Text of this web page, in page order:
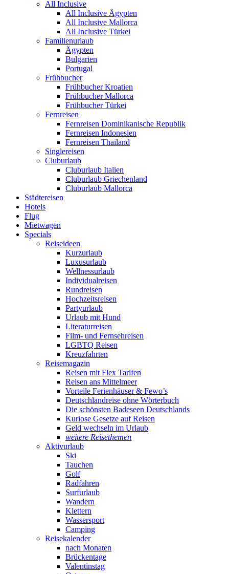
All Inclusive
All Inclusive Ägypten
All Inclusive Mallorca
All Inclusive Türkei
Familienurlaub
Ägypten
Bulgarien
Portugal
Frühbucher
Frühbucher Kroatien
Frühbucher Mallorca
Frühbucher Türkei
Fernreisen
Fernreisen Dominikanische Republik
Fernreisen Indonesien
Fernreisen Thailand
Singlereisen
Cluburlaub
Cluburlaub Italien
Cluburlaub Griechenland
Cluburlaub Mallorca
Städtereisen
Hotels
Flug
Mietwagen
Specials
Reiseideen
Kurzurlaub
Luxusurlaub
Wellnessurlaub
Individualreisen
Rundreisen
Hochzeitsreisen
Partyurlaub
Urlaub mit Hund
Literaturreisen
Film- und Fernsehreisen
LGBTQ Reisen
Kreuzfahrten
Reisemagazin
Reisen mit Flex Tarifen
Reisen ans Mittelmeer
Vorteile Ferienhäuser & Fewo’s
Deutschlandreise ohne Wörterbuch
Die schönsten Badeseen Deutschlands
Kuriose Gesetze auf Reisen
Geld wechseln im Urlaub
weitere Reisethemen
Aktivurlaub
Ski
Tauchen
Golf
Radfahren
Surfurlaub
Wandern
Klettern
Wassersport
Camping
Reisekalender
nach Monaten
Brückentage
Valentinstag